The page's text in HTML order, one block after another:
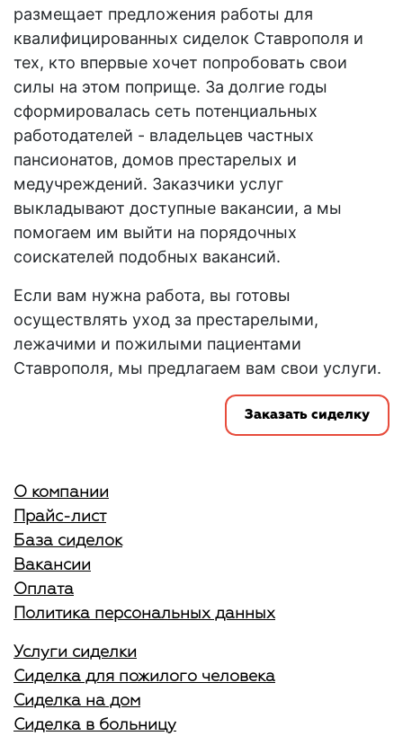
размещает предложения работы для
квалифицированных сиделок Ставрополя и
тех, кто впервые хочет попробовать свои
силы на этом поприще. За долгие годы
сформировалась сеть потенциальных
работодателей - владельцев частных
пансионатов, домов престарелых и
медучреждений. Заказчики услуг
выкладывают доступные вакансии, а мы
помогаем им выйти на порядочных
соискателей подобных вакансий.
Если вам нужна работа, вы готовы
осуществлять уход за престарелыми,
лежачими и пожилыми пациентами
Ставрополя, мы предлагаем вам свои услуги.
Заказать сиделку
О компании
Прайс-лист
База сиделок
Вакансии
Оплата
Политика персональных данных
Услуги сиделки
Сиделка для пожилого человека
Сиделка на дом
Сиделка в больницу